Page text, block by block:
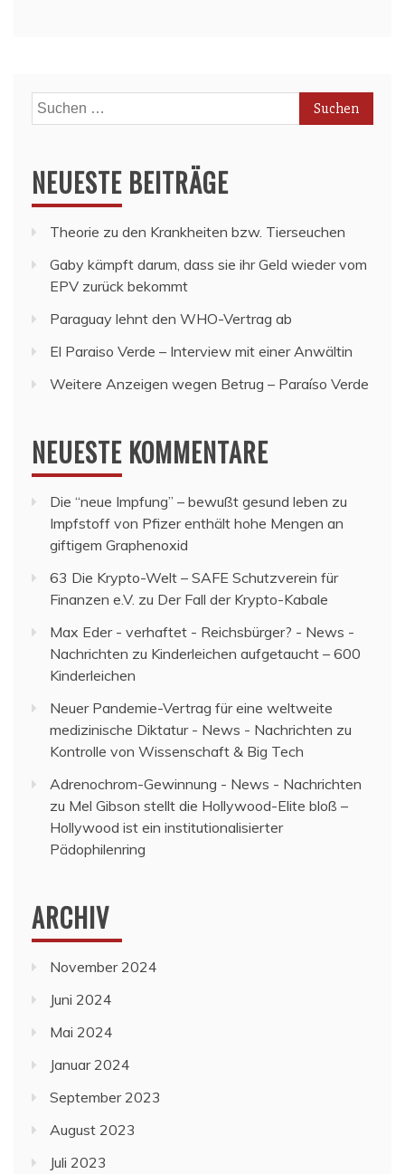
Suchen
nach:
NEUESTE BEITRÄGE
Theorie zu den Krankheiten bzw. Tierseuchen
Gaby kämpft darum, dass sie ihr Geld wieder vom
EPV zurück bekommt
Paraguay lehnt den WHO-Vertrag ab
El Paraiso Verde – Interview mit einer Anwältin
Weitere Anzeigen wegen Betrug – Paraíso Verde
NEUESTE KOMMENTARE
Die “neue Impfung” – bewußt gesund leben zu
Impfstoff von Pfizer enthält hohe Mengen an
giftigem Graphenoxid
63 Die Krypto-Welt – SAFE Schutzverein für
Finanzen e.V. zu Der Fall der Krypto-Kabale
Max Eder - verhaftet - Reichsbürger? - News -
Nachrichten zu Kinderleichen aufgetaucht – 600
Kinderleichen
Neuer Pandemie-Vertrag für eine weltweite
medizinische Diktatur - News - Nachrichten zu
Kontrolle von Wissenschaft & Big Tech
Adrenochrom-Gewinnung - News - Nachrichten
zu Mel Gibson stellt die Hollywood-Elite bloß –
Hollywood ist ein institutionalisierter
Pädophilenring
ARCHIV
November 2024
Juni 2024
Mai 2024
Januar 2024
September 2023
August 2023
Juli 2023